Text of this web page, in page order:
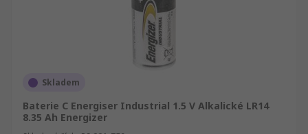
Skladem
Baterie C Energiser Industrial 1.5 V Alkalické LR14
8.35 Ah Energizer